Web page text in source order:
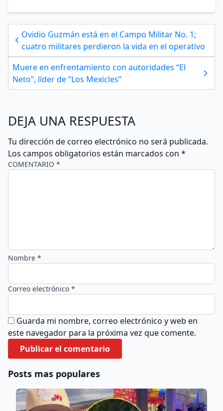
Ovidio Guzmán está en el Campo Militar No. 1;
cuatro militares perdieron la vida en el operativo
Muere en enfrentamiento con autoridades “El
Neto”, líder de “Los Mexicles”
DEJA UNA RESPUESTA
Tu dirección de correo electrónico no será publicada.
Los campos obligatorios están marcados con *
COMENTARIO *
Nombre *
Correo electrónico *
Guarda mi nombre, correo electrónico y web en
este navegador para la próxima vez que comente.
Posts mas populares